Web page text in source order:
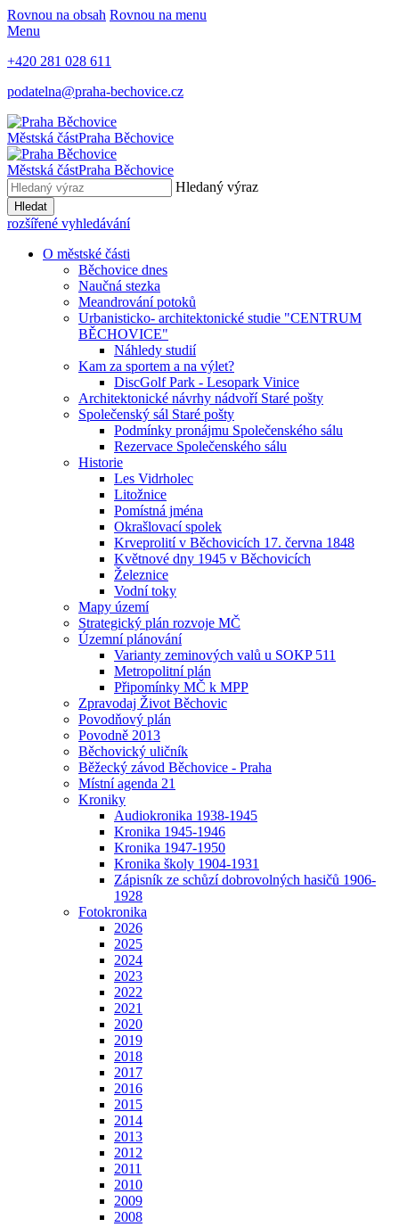
Rovnou na obsah Rovnou na menu
Menu
+420 281 028 611
podatelna@praha-bechovice.cz
Městská částPraha Běchovice
Městská částPraha Běchovice
Hledaný výraz
Hledat
rozšířené vyhledávání
O městské části
Běchovice dnes
Naučná stezka
Meandrování potoků
Urbanisticko- architektonické studie "CENTRUM
BĚCHOVICE"
Náhledy studií
Kam za sportem a na výlet?
DiscGolf Park - Lesopark Vinice
Architektonické návrhy nádvoří Staré pošty
Společenský sál Staré pošty
Podmínky pronájmu Společenského sálu
Rezervace Společenského sálu
Historie
Les Vidrholec
Litožnice
Pomístná jména
Okrašlovací spolek
Krveprolití v Běchovicích 17. června 1848
Květnové dny 1945 v Běchovicích
Železnice
Vodní toky
Mapy území
Strategický plán rozvoje MČ
Územní plánování
Varianty zeminových valů u SOKP 511
Metropolitní plán
Připomínky MČ k MPP
Zpravodaj Život Běchovic
Povodňový plán
Povodně 2013
Běchovický uličník
Běžecký závod Běchovice - Praha
Místní agenda 21
Kroniky
Audiokronika 1938-1945
Kronika 1945-1946
Kronika 1947-1950
Kronika školy 1904-1931
Zápisník ze schůzí dobrovolných hasičů 1906-
1928
Fotokronika
2026
2025
2024
2023
2022
2021
2020
2019
2018
2017
2016
2015
2014
2013
2012
2011
2010
2009
2008